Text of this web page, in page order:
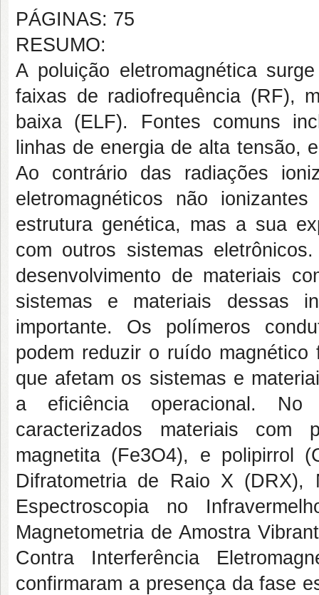
PÁGINAS: 75
RESUMO:
A poluição eletromagnética
faixas de radiofrequência (RF),
baixa (ELF). Fontes comuns
linhas de energia de alta tensão,
Ao contrário das radiações
eletromagnéticos não
estrutura genética, mas a sua
com outros sistemas
desenvolvimento de materiais
sistemas e materiais dessas
importante. Os polímeros
podem reduzir o ruído
que afetam os sistemas e
a eficiência operacional.
caracterizados materiais com
magnetita (Fe3O4), e polipirrol
Difratometria de Raio X (DRX),
Espectroscopia no
Magnetometria de Amostra
Contra Interferência
confirmaram a presença da fase